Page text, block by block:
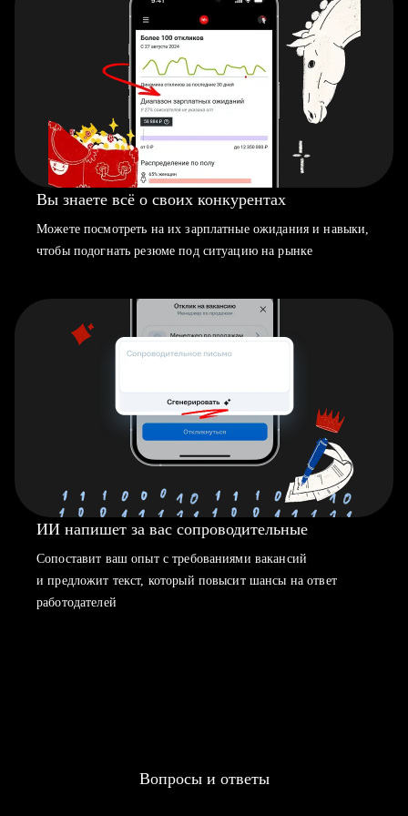
Вы знаете всё о своих конкурентах
Можете посмотреть на их зарплатные ожидания и навыки,
чтобы подогнать резюме под ситуацию на рынке
ИИ напишет за вас сопроводительные
Сопоставит ваш опыт с требованиями вакансий
и предложит текст, который повысит шансы на ответ
работодателей
Вопросы и ответы